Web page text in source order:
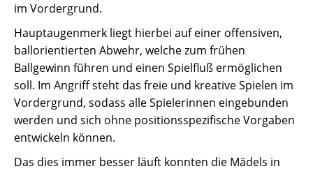
im Vordergrund.
Hauptaugenmerk liegt hierbei auf einer offensiven,
ballorientierten Abwehr, welche zum frühen
Ballgewinn führen und einen Spielfluß ermöglichen
soll. Im Angriff steht das freie und kreative Spielen im
Vordergrund, sodass alle Spielerinnen eingebunden
werden und sich ohne positionsspezifische Vorgaben
entwickeln können.
Das dies immer besser läuft konnten die Mädels in